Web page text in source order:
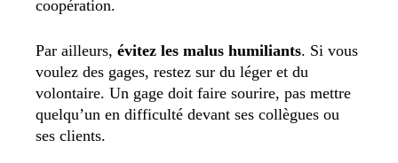
coopération.
Par ailleurs, évitez les malus humiliants. Si vous
voulez des gages, restez sur du léger et du
volontaire. Un gage doit faire sourire, pas mettre
quelqu’un en difficulté devant ses collègues ou
ses clients.